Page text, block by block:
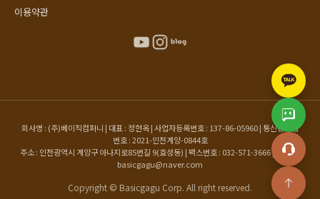
이용약관
회사명 : (주)베이직컴퍼니 | 대표 : 정현옥 | 사업자등록번호 : 137-86-05960 | 통신판매업
번호 : 2021-인천계양-0844호
주소 : 인천광역시 계양구 아나지로85번길 9(효성동) | 팩스번호 : 032-571-3666 | 이메일 :
basicgagu@naver.com
Copyright © Basicgagu Corp. All right reserved.